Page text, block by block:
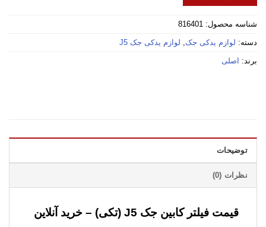
شناسه محصول: 816401
دسته: لوازم یدکی جک, لوازم یدکی جک J5
برند: اصلی
توضیحات
نظرات (0)
قیمت فیلتر کابین جک J5 (تکی) – خرید آنلاین